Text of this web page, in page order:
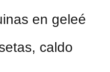
en geleé
caldo